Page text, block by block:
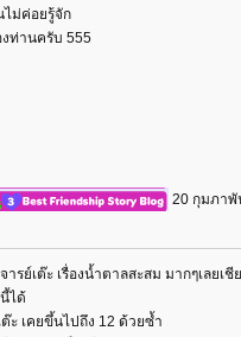
ม่ค่อยรู้จัก
ท่านครับ 555
20 กุมภาพั
รย์เต๊ะ เรื่องน้ำตาลสะสม มากๆเลยเ
ได้
ะ เคยขึ้นไปถึง 12 ด้วยซ้ำ